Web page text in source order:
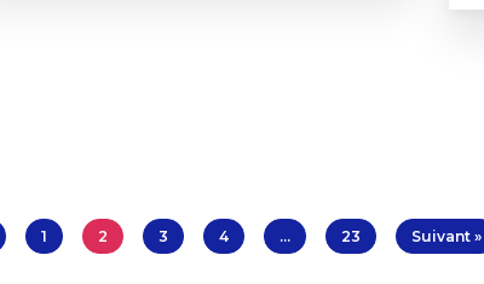
1 2 3 4 … 23 Suivant »